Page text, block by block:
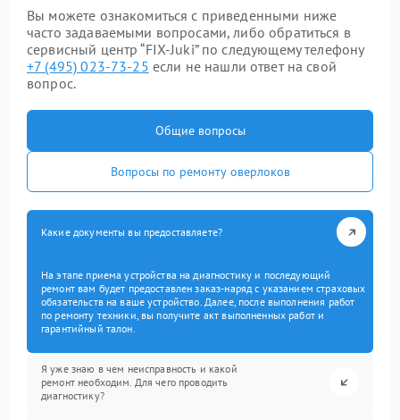
Вы можете ознакомиться с приведенными ниже
часто задаваемыми вопросами, либо обратиться в
сервисный центр “FIX-Juki” по следующему телефону
+7 (495) 023-73-25 если не нашли ответ на свой
вопрос.
Общие вопросы
Вопросы по ремонту оверлоков
Какие документы вы предоставляете?
На этапе приема устройства на диагностику и последующий
ремонт вам будет предоставлен заказ-наряд с указанием страховых
обязательств на ваше устройство. Далее, после выполнения работ
по ремонту техники, вы получите акт выполненных работ и
гарантийный талон.
Я уже знаю в чем неисправность и какой
ремонт необходим. Для чего проводить
диагностику?